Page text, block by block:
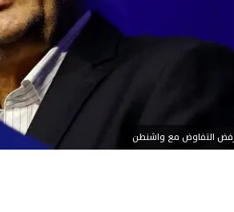
التفاوض مع واشنطن